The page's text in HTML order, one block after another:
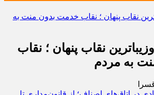
نقاب پنهان ؛ نقاب
به مردم